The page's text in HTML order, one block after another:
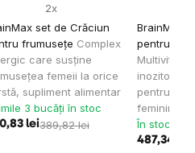
set de Crăciun
frumusețe Complex
care susține
femeii la orice
supliment alimentar
2x
3 bucăți în stoc
lei389,82 lei
BrainMax
pentru
inozitol și
pentru
feminin,
În stoc
487,34 lei